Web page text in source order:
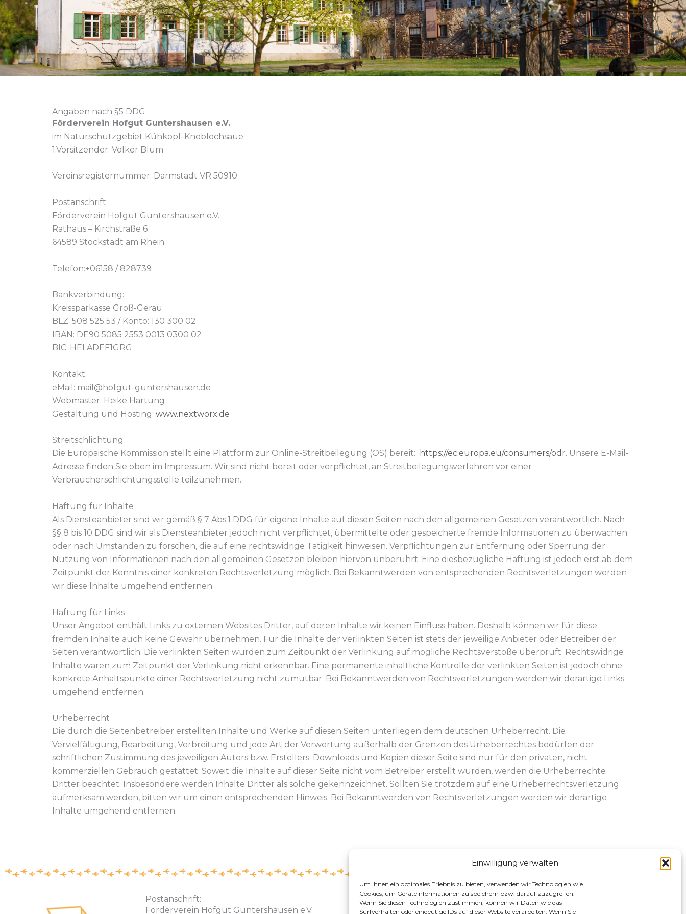
Einwilligung verwalten
Um Ihnen ein optimales Erlebnis zu bieten, verwenden wir Technologien wie
Cookies, um Geräteinformationen zu speichern bzw. darauf zuzugreifen.
Wenn Sie diesen Technologien zustimmen, können wir Daten wie das
Surfverhalten oder eindeutige IDs auf dieser Website verarbeiten. Wenn Sie
Angaben nach §5 DDG
Förderverein Hofgut Guntershausen e.V.
im Naturschutzgebiet Kühkopf-Knoblochsaue
1.Vorsitzender: Volker Blum
Vereinsregisternummer: Darmstadt VR 50910
Postanschrift:
Förderverein Hofgut Guntershausen e.V.
Rathaus – Kirchstraße 6
64589 Stockstadt am Rhein
Telefon:+06158 / 828739
Bankverbindung:
Kreissparkasse Groß-Gerau
BLZ: 508 525 53 / Konto: 130 300 02
IBAN: DE90 5085 2553 0013 0300 02
BIC: HELADEF1GRG
Kontakt:
eMail: mail@hofgut-guntershausen.de
Webmaster: Heike Hartung
Gestaltung und Hosting: www.nextworx.de
Streitschlichtung
Die Europäische Kommission stellt eine Plattform zur Online-Streitbeilegung (OS) bereit:
https://ec.europa.eu/consumers/odr. Unsere E-Mail-
Adresse finden Sie oben im Impressum. Wir sind nicht bereit oder verpflichtet, an Streitbeilegungsverfahren vor einer
Verbraucherschlichtungsstelle teilzunehmen.
Haftung für Inhalte
Als Diensteanbieter sind wir gemäß § 7 Abs.1 DDG für eigene Inhalte auf diesen Seiten nach den allgemeinen Gesetzen verantwortlich. Nach
§§ 8 bis 10 DDG sind wir als Diensteanbieter jedoch nicht verpflichtet, übermittelte oder gespeicherte fremde Informationen zu überwachen
oder nach Umständen zu forschen, die auf eine rechtswidrige Tätigkeit hinweisen. Verpflichtungen zur Entfernung oder Sperrung der
Nutzung von Informationen nach den allgemeinen Gesetzen bleiben hiervon unberührt. Eine diesbezügliche Haftung ist jedoch erst ab dem
Zeitpunkt der Kenntnis einer konkreten Rechtsverletzung möglich. Bei Bekanntwerden von entsprechenden Rechtsverletzungen werden
wir diese Inhalte umgehend entfernen.
Haftung für Links
Unser Angebot enthält Links zu externen Websites Dritter, auf deren Inhalte wir keinen Einfluss haben. Deshalb können wir für diese
fremden Inhalte auch keine Gewähr übernehmen. Für die Inhalte der verlinkten Seiten ist stets der jeweilige Anbieter oder Betreiber der
Seiten verantwortlich. Die verlinkten Seiten wurden zum Zeitpunkt der Verlinkung auf mögliche Rechtsverstöße überprüft. Rechtswidrige
Inhalte waren zum Zeitpunkt der Verlinkung nicht erkennbar. Eine permanente inhaltliche Kontrolle der verlinkten Seiten ist jedoch ohne
konkrete Anhaltspunkte einer Rechtsverletzung nicht zumutbar. Bei Bekanntwerden von Rechtsverletzungen werden wir derartige Links
umgehend entfernen.
Urheberrecht
Die durch die Seitenbetreiber erstellten Inhalte und Werke auf diesen Seiten unterliegen dem deutschen Urheberrecht. Die
Vervielfältigung, Bearbeitung, Verbreitung und jede Art der Verwertung außerhalb der Grenzen des Urheberrechtes bedürfen der
schriftlichen Zustimmung des jeweiligen Autors bzw. Erstellers. Downloads und Kopien dieser Seite sind nur für den privaten, nicht
kommerziellen Gebrauch gestattet. Soweit die Inhalte auf dieser Seite nicht vom Betreiber erstellt wurden, werden die Urheberrechte
Dritter beachtet. Insbesondere werden Inhalte Dritter als solche gekennzeichnet. Sollten Sie trotzdem auf eine Urheberrechtsverletzung
aufmerksam werden, bitten wir um einen entsprechenden Hinweis. Bei Bekanntwerden von Rechtsverletzungen werden wir derartige
Inhalte umgehend entfernen.
Postanschrift:
Förderverein Hofgut Guntershausen e.V.
Bankverbindung
Kreissparkasse Groß-Gerau
Rechtliches
Kontakt